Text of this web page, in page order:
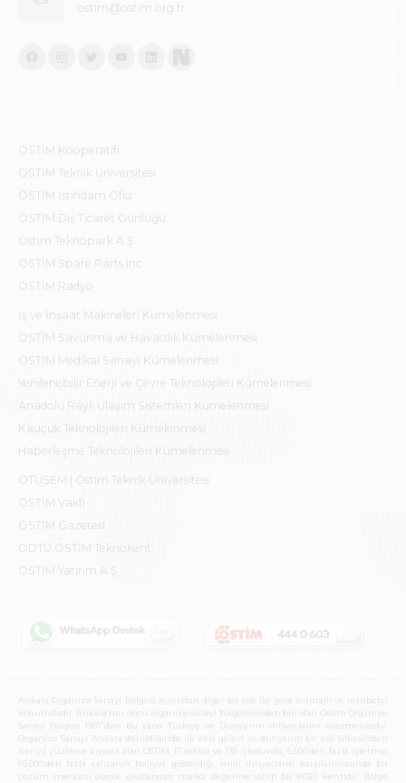
ostim@ostim.org.tr
OSTİM Kooperatifi
OSTİM Teknik Üniversitesi
OSTİM İstihdam Ofisi
OSTİM Dış Ticaret Günlüğü
Ostim Teknopark A.Ş.
OSTİM Spare Parts Inc.
OSTİM Radyo
İş ve İnşaat Makineleri Kümelenmesi
OSTİM Savunma ve Havacılık Kümelenmesi
OSTİM Medikal Sanayi Kümelenmesi
Yenilenebilir Enerji ve Çevre Teknolojileri Kümelenmesi
Anadolu Raylı Ulaşım Sistemleri Kümelenmesi
Kauçuk Teknolojileri Kümelenmesi
Haberleşme Teknolojileri Kümelenmesi
OTÜSEM | Ostim Teknik Üniversitesi
OSTİM Vakfı
OSTİM Gazetesi
ODTÜ OSTİM Teknokent
OSTİM Yatırım A.Ş.
Ankara Organize Sanayi Bölgesi açısından diğer bir çok ile göre avantajlı ve rekabetçi
konumdadır. Ankara’nın öncü organize sanayi bölgelerinden biri olan Ostim Organize
Sanayi Bölgesi 1967’den bu yana Türkiye ve Dünya’nın ihtiyaçlarını üretmektedir.
Organize Sanayi Ankara denildiğinde ilk akla gelen ve dünyanın bir çok ülkesinden
her yıl yüzlerce ziyaret alan OSTİM, 17 sektör ve 139 işkolunda, 6.500’den fazla işletme,
65.000’den fazla çalışanın faaliyet gösterdiği, milli ihtiyaçların karşılanmasında bir
çözüm merkezi olarak uluslararası marka değerine sahip bir KOBİ kentidir. Bölge